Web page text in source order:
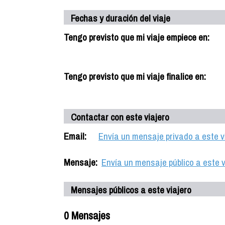
Fechas y duración del viaje
Tengo previsto que mi viaje empiece en:
Tengo previsto que mi viaje finalice en:
Contactar con este viajero
Email:
Envía un mensaje privado a este
Mensaje: Envía un mensaje público a este
Mensajes públicos a este viajero
0 Mensajes